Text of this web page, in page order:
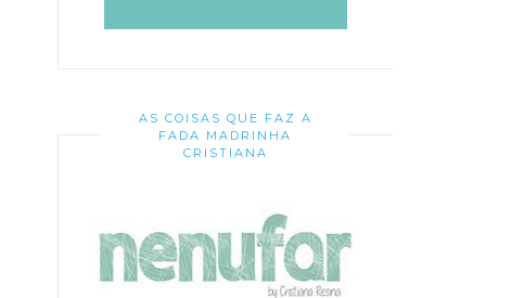
AS COISAS QUE FAZ A
FADA MADRINHA
CRISTIANA